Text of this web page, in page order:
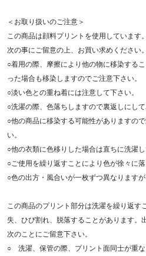
＜お取り扱いのご注意＞
この商品は顔料プリントを使用しています。
次の事にご留意の上、お買い求めください。
○着用の際、摩擦により他の物に移染する
った場合も移染しますのでご注意下さい。
○淡い色との重ね着には注意して下さい。
○洗濯の際、色落ちしますので裏返しにして
○他の商品に移染する可能性がありますの
い。
○他の衣類に色移りした場合は直ちに洗濯し
○ご使用を繰り返すことにより色が徐々に落
○色の出方・風合いが一枚ずつ異なります
この商品のプリント部分は洗濯を繰り返す
失、ひび割れ、脱落することがあります。
次のことにご留意下さい。
○ 洗濯、保管の際、プリント面同士が重な